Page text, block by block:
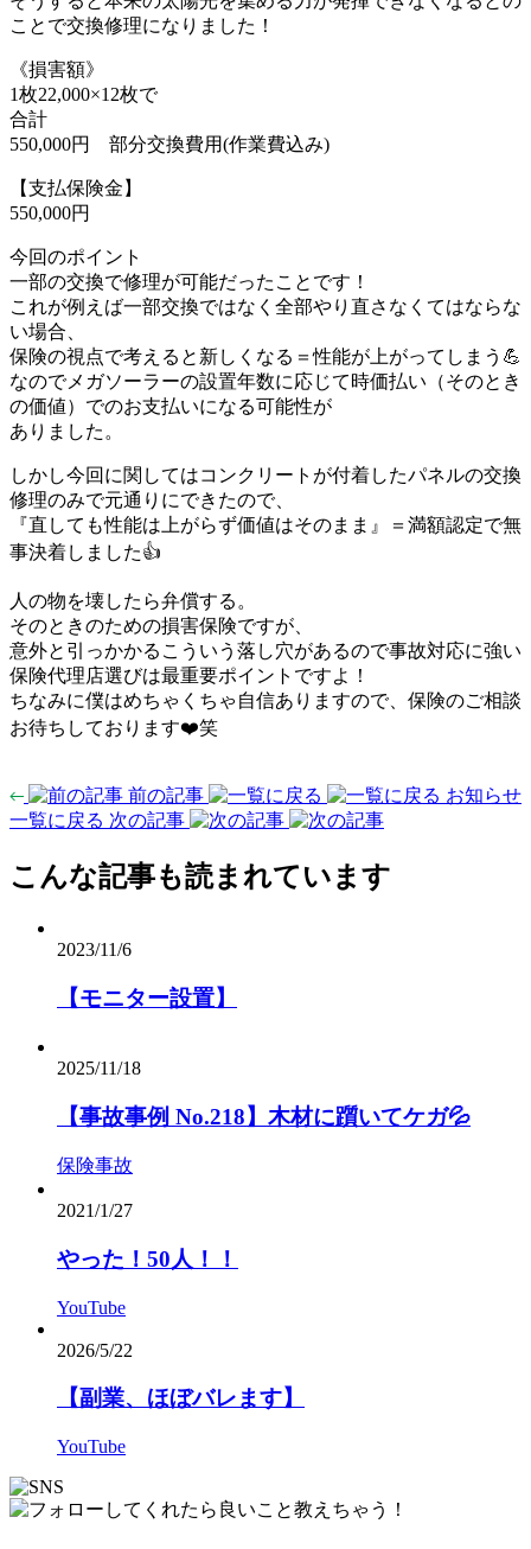
ことで交換修理になりました！
《損害額》
1枚22,000×12枚で
合計
550,000円 部分交換費用(作業費込み)
【支払保険金】
550,000円
今回のポイント
一部の交換で修理が可能だったことです！
これが例えば一部交換ではなく全部やり直さなくてはならな
い場合、
保険の視点で考えると新しくなる＝性能が上がってしまう💪
なのでメガソーラーの設置年数に応じて時価払い（そのとき
の価値）でのお支払いになる可能性が
ありました。
しかし今回に関してはコンクリートが付着したパネルの交換
修理のみで元通りにできたので、
『直しても性能は上がらず価値はそのまま』＝満額認定で無
事決着しました👍
人の物を壊したら弁償する。
そのときのための損害保険ですが、
意外と引っかかるこういう落し穴があるので事故対応に強い
保険代理店選びは最重要ポイントですよ！
ちなみに僕はめちゃくちゃ自信ありますので、保険のご相談
お待ちしております❤️笑
前の記事
お知らせ
一覧に戻る 次の記事
こんな記事も読まれています
2023/11/6
【モニター設置】
2025/11/18
【事故事例 No.218】木材に躓いてケガ💦
保険事故
2021/1/27
やった！50人︎！！
YouTube
2026/5/22
【副業、ほぼバレます】
YouTube